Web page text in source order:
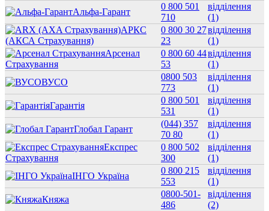
Альфа-Гарант
0 800 501
710
відділення
(1)
АРКС
(АКСА Страхування)
0 800 30 27
23
відділення
(1)
Арсенал
Страхування
0 800 60 44
53
відділення
(1)
ВУСО
0800 503
773
відділення
(1)
Гарантія
0 800 501
531
відділення
(1)
Глобал Гарант
(044) 357
70 80
відділення
(1)
Експрес
Страхування
0 800 502
300
відділення
(1)
ІНГО Україна
0 800 215
553
відділення
(1)
Княжа
0800-501-
486
відділення
(2)